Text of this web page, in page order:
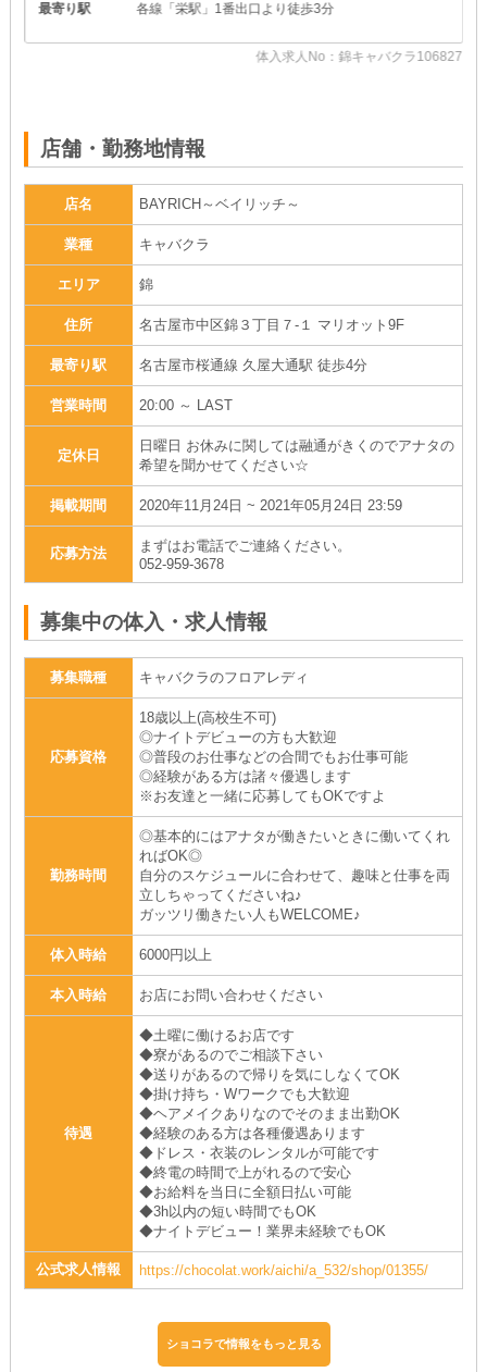
最寄り駅
各線「栄駅」1番出口より徒歩3分
体入求人No：錦キャバクラ106827
店舗・勤務地情報
店名 BAYRICH～ベイリッチ～
業種 キャバクラ
エリア 錦
住所 名古屋市中区錦３丁目７-１ マリオット9F
最寄り駅 名古屋市桜通線 久屋大通駅 徒歩4分
営業時間 20:00 ～ LAST
定休日
日曜日 お休みに関しては融通がきくのでアナタの
希望を聞かせてください☆
掲載期間 2020年11月24日 ~ 2021年05月24日 23:59
応募方法
まずはお電話でご連絡ください。
052-959-3678
募集中の体入・求人情報
募集職種 キャバクラのフロアレディ
応募資格
18歳以上(高校生不可)
◎ナイトデビューの方も大歓迎
◎普段のお仕事などの合間でもお仕事可能
◎経験がある方は諸々優遇します
※お友達と一緒に応募してもOKですよ
勤務時間
◎基本的にはアナタが働きたいときに働いてくれ
ればOK◎
自分のスケジュールに合わせて、趣味と仕事を両
立しちゃってくださいね♪
ガッツリ働きたい人もWELCOME♪
体入時給 6000円以上
本入時給 お店にお問い合わせください
待遇
◆土曜に働けるお店です
◆寮があるのでご相談下さい
◆送りがあるので帰りを気にしなくてOK
◆掛け持ち・Wワークでも大歓迎
◆ヘアメイクありなのでそのまま出勤OK
◆経験のある方は各種優遇あります
◆ドレス・衣装のレンタルが可能です
◆終電の時間で上がれるので安心
◆お給料を当日に全額日払い可能
◆3h以内の短い時間でもOK
◆ナイトデビュー！業界未経験でもOK
公式求人情報 https://chocolat.work/aichi/a_532/shop/01355/
ショコラで情報をもっと見る